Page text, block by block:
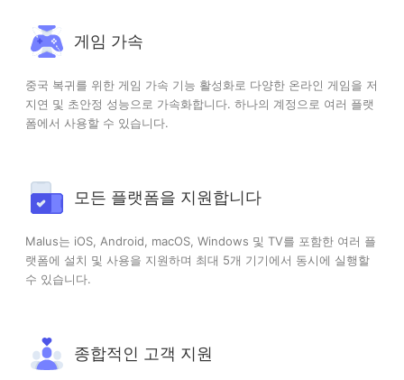
게임 가속
중국 복귀를 위한 게임 가속 기능 활성화로 다양한 온라인 게임을 저
지연 및 초안정 성능으로 가속화합니다. 하나의 계정으로 여러 플랫
폼에서 사용할 수 있습니다.
모든 플랫폼을 지원합니다
Malus는 iOS, Android, macOS, Windows 및 TV를 포함한 여러 플
랫폼에 설치 및 사용을 지원하며 최대 5개 기기에서 동시에 실행할
수 있습니다.
종합적인 고객 지원